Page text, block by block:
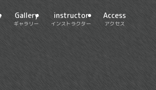
Gallery
ギャラリー
instructor
インストラクター
Access
アクセス